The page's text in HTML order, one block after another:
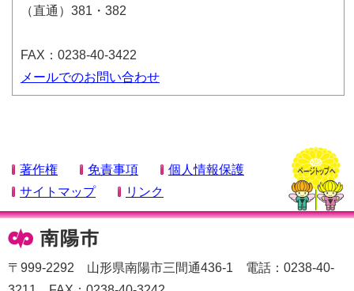
（直通）381・382
FAX：0238-40-3422
メールでのお問い合わせ
著作権 免責事項
個人情報保護
サイトマップ
リンク
〒999-2292 山形県南陽市三間通436-1 電話：0238-40-